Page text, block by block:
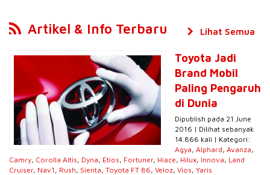
Artikel & Info Terbaru
Toyota Jadi
Brand Mobil
Paling Pengaruh
di Dunia
Dipublish pada 21 June
2016 | Dilihat sebanyak
14.866 kali | Kategori:
Agya, Alphard, Avanza,
Camry, Corolla Altis, Dyna, Etios, Fortuner, Hiace, Hilux, Innova, Land
Cruiser, Nav1 , Rush, Sienta, Toyota FT 86, Veloz, Vios, Yaris
Lihat Semua